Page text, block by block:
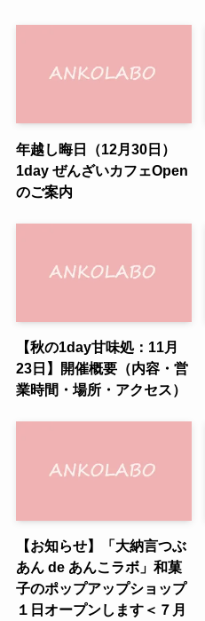
年越し晦日（12月30日）
1day ぜんざいカフェOpen
のご案内
【秋の1day甘味処：11月
23日】開催概要（内容・営
業時間・場所・アクセス）
【お知らせ】「大納言つぶ
あん de あんこラボ」和菓
子のポップアップショップ
１日オープンします＜７月